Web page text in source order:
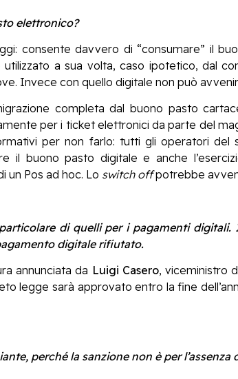
elettronico?
consente davvero di “consumare” il
a sua volta, caso ipotetico, dal
Invece con quello digitale non può
completa dal buono pasto
per i ticket elettronici da parte del
per non farlo: tutti gli operatori del
il buono pasto digitale e anche
un Pos ad hoc. Lo switch offpotrebbe
di quelli per i pagamenti
digitale rifiutato.
annunciata da Luigi Casero, viceministro
legge sarà approvato entro la fine
perché la sanzione non è per l’assenza